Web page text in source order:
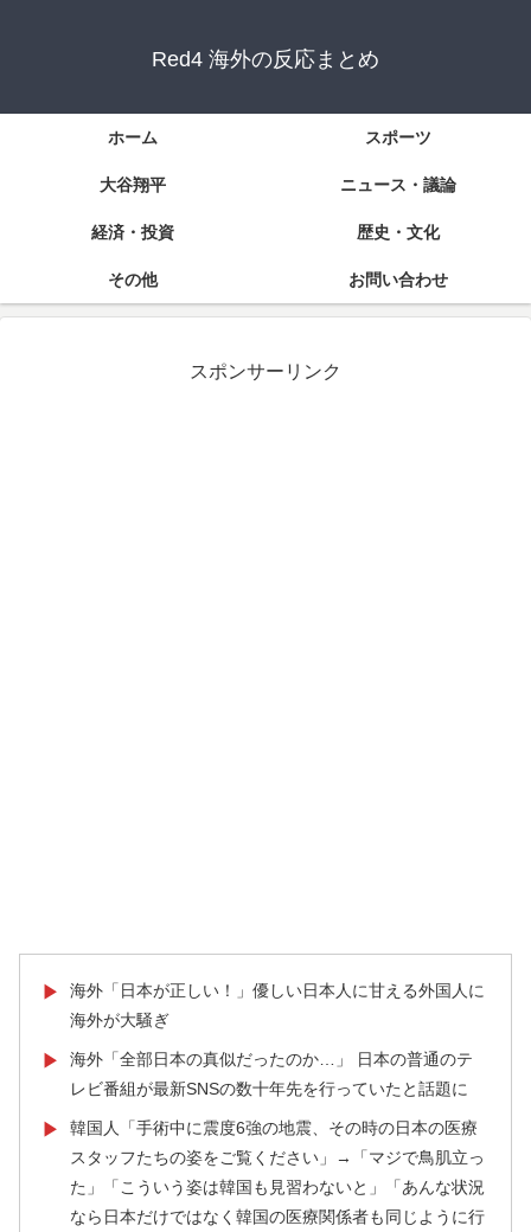
Red4 海外の反応まとめ
ホーム スポーツ
大谷翔平 ニュース・議論
経済・投資 歴史・文化
その他 お問い合わせ
スポンサーリンク
▶
海外「日本が正しい！」優しい日本人に甘える外国人に
海外が大騒ぎ
▶
海外「全部日本の真似だったのか…」 日本の普通のテ
レビ番組が最新SNSの数十年先を行っていたと話題に
▶
韓国人「手術中に震度6強の地震、その時の日本の医療
スタッフたちの姿をご覧ください」→「マジで鳥肌立っ
た」「こういう姿は韓国も見習わないと」「あんな状況
なら日本だけではなく韓国の医療関係者も同じように行